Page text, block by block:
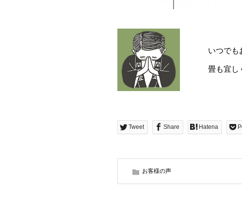
いつでも
畳も宜し
Tweet Share Hatena
お客様の声